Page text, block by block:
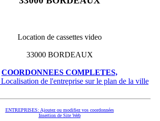
Location de cassettes video
33000 BORDEAUX
COORDONNEES COMPLETES,
de l'entreprise sur le plan de la ville
ENTREPRISES: Ajoutez ou modifiez vos coordonnées
Insertion de Site Web